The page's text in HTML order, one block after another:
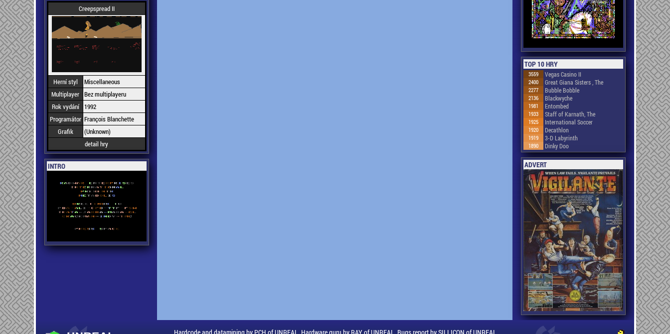
Creepspread II
Herní styl
Miscellaneous
Multiplayer Bez multiplayeru
Rok vydání
1992
Programátor François Blanchette
Grafik
(Unknown)
detail hry
INTRO
TOP 10 HRY
3559 Vegas Casino II
2400 Great Giana Sisters , The
2277 Bubble Bobble
2136 Blackwyche
1981 Entombed
1933 Staff of Karnath, The
1925 International Soccer
1920 Decathlon
1919 3-D Labyrinth
1890 Dinky Doo
ADVERT